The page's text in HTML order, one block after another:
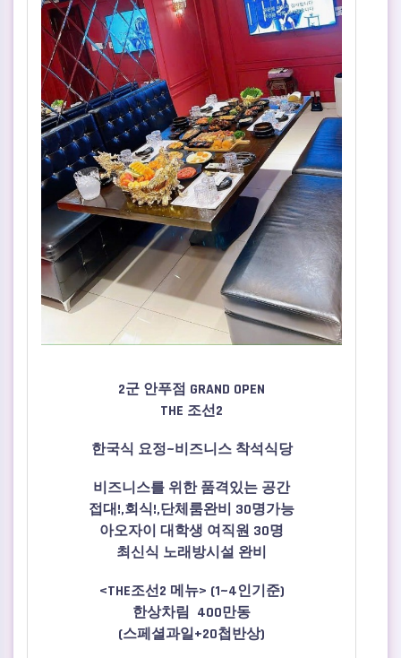
2군 안푸점 GRAND OPEN
THE 조선2
한국식 요정~비즈니스 착석식당
비즈니스를 위한 품격있는 공간
접대!,회식!,단체룸완비 30명가능
아오자이 대학생 여직원 30명
최신식 노래방시설 완비
<THE조선2 메뉴> (1~4인기준)
한상차림 400만동
(스페셜과일+20첩반상)